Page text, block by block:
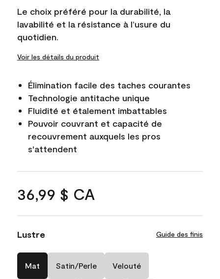
Le choix préféré pour la durabilité, la
lavabilité et la résistance à l’usure du
quotidien.
Voir les détails du produit
Élimination facile des taches courantes
Technologie antitache unique
Fluidité et étalement imbattables
Pouvoir couvrant et capacité de
recouvrement auxquels les pros
s'attendent
36,99 $ CA
Lustre Guide des finis
Mat Satin/Perle Velouté